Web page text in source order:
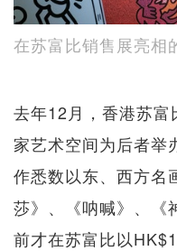
在苏富比销售展亮
去年12月，香港苏
家艺术空间为后者举
作悉数以东、西方名
莎》、《呐喊》、《
前才在苏富比以